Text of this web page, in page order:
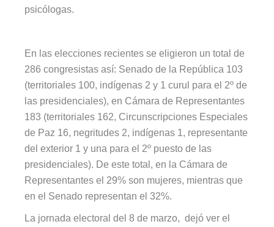
psicólogas.
En las elecciones recientes se eligieron un total de
286 congresistas así: Senado de la República 103
(territoriales 100, indígenas 2 y 1 curul para el 2º de
las presidenciales), en Cámara de Representantes
183 (territoriales 162, Circunscripciones Especiales
de Paz 16, negritudes 2, indígenas 1, representante
del exterior 1 y una para el 2º puesto de las
presidenciales). De este total, en la Cámara de
Representantes el 29% son mujeres, mientras que
en el Senado representan el 32%.
La jornada electoral del 8 de marzo, dejó ver el